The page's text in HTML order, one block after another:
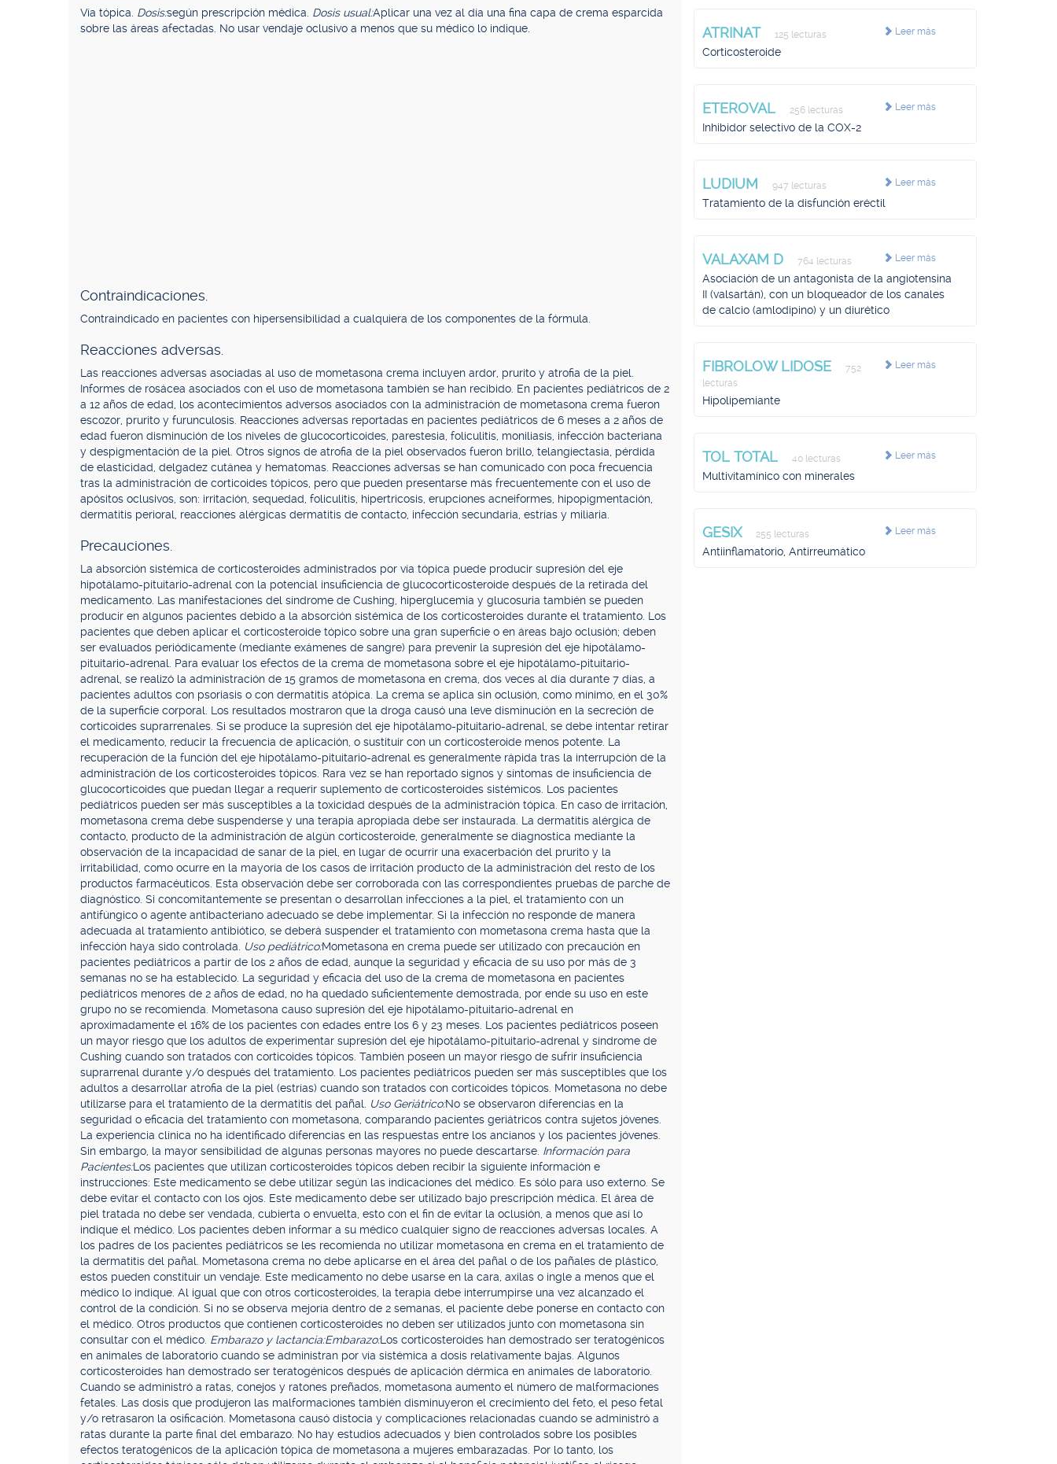
Vía tópica. Dosis:según prescripción médica. Dosis usual:Aplicar una vez al día una fina capa de crema esparcida
sobre las áreas afectadas. No usar vendaje oclusivo a menos que su médico lo indique.
Contraindicaciones.
Contraindicado en pacientes con hipersensibilidad a cualquiera de los componentes de la fórmula.
Reacciones adversas.
Las reacciones adversas asociadas al uso de mometasona crema incluyen ardor, prurito y atrofia de la piel.
Informes de rosácea asociados con el uso de mometasona también se han recibido. En pacientes pediátricos de 2
a 12 años de edad, los acontecimientos adversos asociados con la administración de mometasona crema fueron
escozor, prurito y furunculosis. Reacciones adversas reportadas en pacientes pediátricos de 6 meses a 2 años de
edad fueron disminución de los niveles de glucocorticoides, parestesia, foliculitis, moniliasis, infección bacteriana
y despigmentación de la piel. Otros signos de atrofia de la piel observados fueron brillo, telangiectasia, pérdida
de elasticidad, delgadez cutánea y hematomas. Reacciones adversas se han comunicado con poca frecuencia
tras la administración de corticoides tópicos, pero que pueden presentarse más frecuentemente con el uso de
apósitos oclusivos, son: irritación, sequedad, foliculitis, hipertricosis, erupciones acneiformes, hipopigmentación,
dermatitis perioral, reacciones alérgicas dermatitis de contacto, infección secundaria, estrías y miliaria.
Precauciones.
La absorción sistémica de corticosteroides administrados por vía tópica puede producir supresión del eje
hipotálamo-pituitario-adrenal con la potencial insuficiencia de glucocorticosteroide después de la retirada del
medicamento. Las manifestaciones del síndrome de Cushing, hiperglucemia y glucosuria también se pueden
producir en algunos pacientes debido a la absorción sistémica de los corticosteroides durante el tratamiento. Los
pacientes que deben aplicar el corticosteroide tópico sobre una gran superficie o en áreas bajo oclusión; deben
ser evaluados periódicamente (mediante exámenes de sangre) para prevenir la supresión del eje hipotálamo-
pituitario-adrenal. Para evaluar los efectos de la crema de mometasona sobre el eje hipotálamo-pituitario-
adrenal, se realizó la administración de 15 gramos de mometasona en crema, dos veces al día durante 7 días, a
pacientes adultos con psoriasis o con dermatitis atópica. La crema se aplica sin oclusión, como mínimo, en el 30%
de la superficie corporal. Los resultados mostraron que la droga causó una leve disminución en la secreción de
corticoides suprarrenales. Si se produce la supresión del eje hipotálamo-pituitario-adrenal, se debe intentar retirar
el medicamento, reducir la frecuencia de aplicación, o sustituir con un corticosteroide menos potente. La
recuperación de la función del eje hipotálamo-pituitario-adrenal es generalmente rápida tras la interrupción de la
administración de los corticosteroides tópicos. Rara vez se han reportado signos y síntomas de insuficiencia de
glucocorticoides que puedan llegar a requerir suplemento de corticosteroides sistémicos. Los pacientes
pediátricos pueden ser más susceptibles a la toxicidad después de la administración tópica. En caso de irritación,
mometasona crema debe suspenderse y una terapia apropiada debe ser instaurada. La dermatitis alérgica de
contacto, producto de la administración de algún corticosteroide, generalmente se diagnostica mediante la
observación de la incapacidad de sanar de la piel, en lugar de ocurrir una exacerbación del prurito y la
irritabilidad, como ocurre en la mayoría de los casos de irritación producto de la administración del resto de los
productos farmacéuticos. Esta observación debe ser corroborada con las correspondientes pruebas de parche de
diagnóstico. Si concomitantemente se presentan o desarrollan infecciones a la piel, el tratamiento con un
antifúngico o agente antibacteriano adecuado se debe implementar. Si la infección no responde de manera
adecuada al tratamiento antibiótico, se deberá suspender el tratamiento con mometasona crema hasta que la
infección haya sido controlada.
Uso pediátrico:Mometasona en crema puede ser utilizado con precaución en
pacientes pediátricos a partir de los 2 años de edad, aunque la seguridad y eficacia de su uso por más de 3
semanas no se ha establecido. La seguridad y eficacia del uso de la crema de mometasona en pacientes
pediátricos menores de 2 años de edad, no ha quedado suficientemente demostrada, por ende su uso en este
grupo no se recomienda. Mometasona causo supresión del eje hipotálamo-pituitario-adrenal en
aproximadamente el 16% de los pacientes con edades entre los 6 y 23 meses. Los pacientes pediátricos poseen
un mayor riesgo que los adultos de experimentar supresión del eje hipotálamo-pituitario-adrenal y síndrome de
Cushing cuando son tratados con corticoides tópicos. También poseen un mayor riesgo de sufrir insuficiencia
suprarrenal durante y/o después del tratamiento. Los pacientes pediátricos pueden ser más susceptibles que los
adultos a desarrollar atrofia de la piel (estrías) cuando son tratados con corticoides tópicos. Mometasona no debe
utilizarse para el tratamiento de la dermatitis del pañal.
Uso Geriátrico:No se observaron diferencias en la
seguridad o eficacia del tratamiento con mometasona, comparando pacientes geriátricos contra sujetos jóvenes.
La experiencia clínica no ha identificado diferencias en las respuestas entre los ancianos y los pacientes jóvenes.
Sin embargo, la mayor sensibilidad de algunas personas mayores no puede descartarse. Información para
Pacientes:Los pacientes que utilizan corticosteroides tópicos deben recibir la siguiente información e
instrucciones: Este medicamento se debe utilizar según las indicaciones del médico. Es sólo para uso externo. Se
debe evitar el contacto con los ojos. Este medicamento debe ser utilizado bajo prescripción médica. El área de
piel tratada no debe ser vendada, cubierta o envuelta, esto con el fin de evitar la oclusión, a menos que así lo
indique el médico. Los pacientes deben informar a su médico cualquier signo de reacciones adversas locales. A
los padres de los pacientes pediátricos se les recomienda no utilizar mometasona en crema en el tratamiento de
la dermatitis del pañal. Mometasona crema no debe aplicarse en el área del pañal o de los pañales de plástico,
estos pueden constituir un vendaje. Este medicamento no debe usarse en la cara, axilas o ingle a menos que el
médico lo indique. Al igual que con otros corticosteroides, la terapia debe interrumpirse una vez alcanzado el
control de la condición. Si no se observa mejoría dentro de 2 semanas, el paciente debe ponerse en contacto con
el médico. Otros productos que contienen corticosteroides no deben ser utilizados junto con mometasona sin
consultar con el médico. Embarazo y lactancia:Embarazo:Los corticosteroides han demostrado ser teratogénicos
en animales de laboratorio cuando se administran por vía sistémica a dosis relativamente bajas. Algunos
corticosteroides han demostrado ser teratogénicos después de aplicación dérmica en animales de laboratorio.
Cuando se administró a ratas, conejos y ratones preñados, mometasona aumento el número de malformaciones
fetales. Las dosis que produjeron las malformaciones también disminuyeron el crecimiento del feto, el peso fetal
y/o retrasaron la osificación. Mometasona causó distocia y complicaciones relacionadas cuando se administró a
ratas durante la parte final del embarazo. No hay estudios adecuados y bien controlados sobre los posibles
efectos teratogénicos de la aplicación tópica de mometasona a mujeres embarazadas. Por lo tanto, los
Leer más
ATRINAT 125 lecturas
Corticosteroide
Leer más
ETEROVAL 256 lecturas
Inhibidor selectivo de la COX-2
Leer más
LUDIUM 947 lecturas
Tratamiento de la disfunción eréctil
Leer más
VALAXAM D 764 lecturas
Asociación de un antagonista de la angiotensina
II (valsartán), con un bloqueador de los canales
de calcio (amlodipino) y un diurético
Leer más
FIBROLOW LIDOSE
752
lecturas
Hipolipemiante
Leer más
TOL TOTAL 40 lecturas
Multivitamínico con minerales
Leer más
GESIX 255 lecturas
Antiinflamatorio, Antirreumático